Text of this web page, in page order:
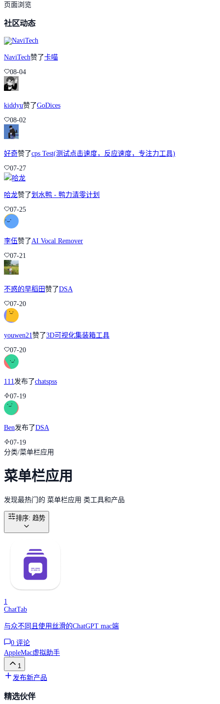
页面浏览
社区动态
NaviTech赞了卡喵
08-04
kiddyu赞了GoDices
08-02
好奇赞了cps Test(测试点击速度，反应速度，专注力工具)
07-27
哈龙赞了划水鸭 - 鸭力清零计划
07-25
李伍赞了AI Vocal Remover
07-21
不惑的早稻田赞了DSA
07-20
youwen21赞了3D可视化集装箱工具
07-20
111 发布了chatspss
07-19
Ben发布了DSA
07-19
分类/菜单栏应用
菜单栏应用
发现最热门的 菜单栏应用 类工具和产品
排序: 趋势
1
ChatTab
与众不同且使用丝滑的ChatGPT mac端
0 评论
AppleMac虚拟助手
1
发布新产品
精选伙伴